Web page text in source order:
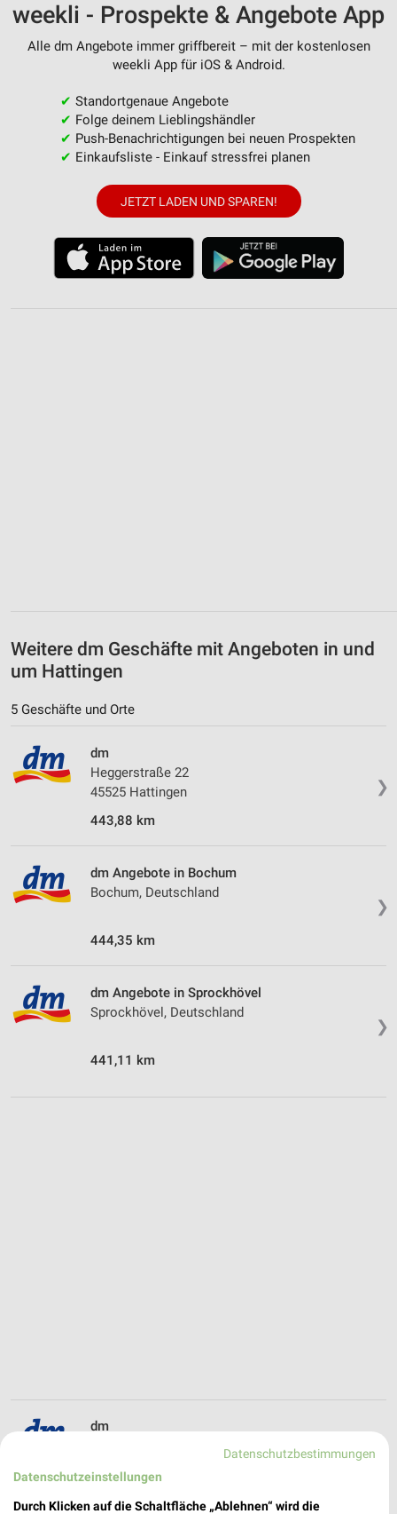
weekli - Prospekte & Angebote App
Alle dm Angebote immer griffbereit – mit der kostenlosen
weekli App für iOS & Android.
✔ Standortgenaue Angebote
✔ Folge deinem Lieblingshändler
✔ Push-Benachrichtigungen bei neuen Prospekten
✔ Einkaufsliste - Einkauf stressfrei planen
JETZT LADEN UND SPAREN!
Weitere dm Geschäfte mit Angeboten in und
um Hattingen
5 Geschäfte und Orte
❯
dm
Heggerstraße 22
45525 Hattingen
443,88 km
❯
dm Angebote in Bochum
Bochum, Deutschland
444,35 km
❯
dm Angebote in Sprockhövel
Sprockhövel, Deutschland
441,11 km
dm
Datenschutzbestimmungen
Datenschutzeinstellungen
Durch Klicken auf die Schaltfläche „Ablehnen“ wird die